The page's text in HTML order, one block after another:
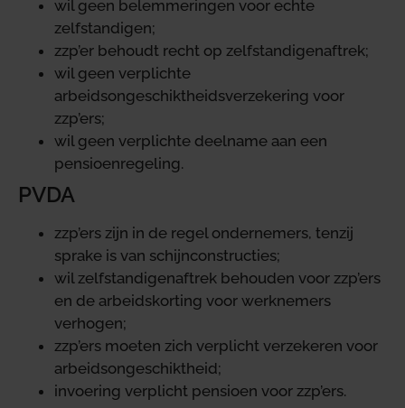
wil geen belemmeringen voor echte
zelfstandigen;
zzp’er behoudt recht op zelfstandigenaftrek;
wil geen verplichte
arbeidsongeschiktheidsverzekering voor
zzp’ers;
wil geen verplichte deelname aan een
pensioenregeling.
PVDA
zzp’ers zijn in de regel ondernemers, tenzij
sprake is van schijnconstructies;
wil zelfstandigenaftrek behouden voor zzp’ers
en de arbeidskorting voor werknemers
verhogen;
zzp’ers moeten zich verplicht verzekeren voor
arbeidsongeschiktheid;
invoering verplicht pensioen voor zzp’ers.